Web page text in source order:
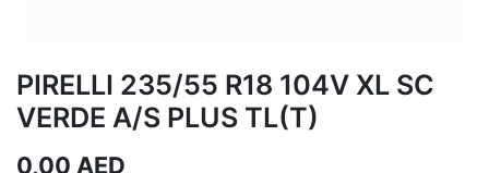
PIRELLI 235/55 R18 104V XL SC
VERDE A/S PLUS TL(T)
0,00 AED